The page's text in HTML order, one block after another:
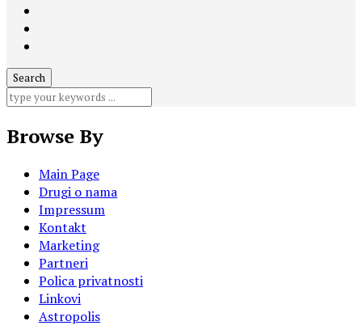
Browse By
Main Page
Drugi o nama
Impressum
Kontakt
Marketing
Partneri
Polica privatnosti
Linkovi
Astropolis